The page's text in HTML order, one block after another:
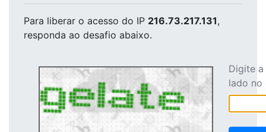
Para liberar o acesso do IP 216.73.217.131,
responda ao desafio abaixo.
Digite
lado no